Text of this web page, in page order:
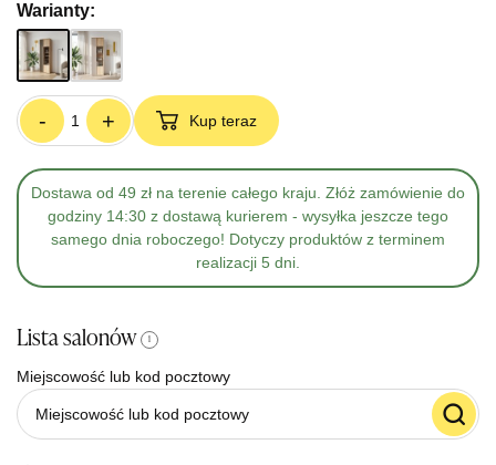
Warianty:
- + Kup teraz
Dostawa od 49 zł na terenie całego kraju. Złóż zamówienie do
godziny 14:30 z dostawą kurierem - wysyłka jeszcze tego
samego dnia roboczego! Dotyczy produktów z terminem
realizacji 5 dni.
Lista salonów i
Miejscowość lub kod pocztowy